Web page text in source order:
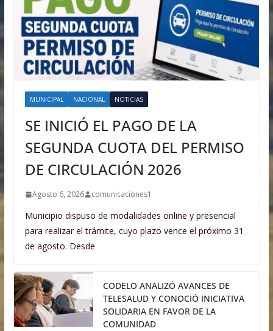
MUNICIPAL NACIONAL NOTICIAS
SE INICIÓ EL PAGO DE LA
SEGUNDA CUOTA DEL PERMISO
DE CIRCULACIÓN 2026
Agosto 6, 2026 comunicaciones1
Municipio dispuso de modalidades online y presencial
para realizar el trámite, cuyo plazo vence el próximo 31
de agosto. Desde
CODELO ANALIZÓ AVANCES DE
TELESALUD Y CONOCIÓ INICIATIVA
SOLIDARIA EN FAVOR DE LA
COMUNIDAD